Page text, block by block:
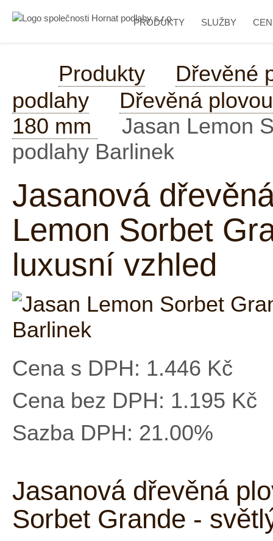
PRODUKTY SLUŽBY
Produkty
Dřevěné
podlahy
Dřevěná
180 mm
Jasan Lemon
podlahy Barlinek
Jasanová
Lemon Sorbet
luxusní vzhled
Cena s DPH: 1.446 Kč
Cena bez DPH: 1.195 Kč
Sazba DPH: 21.00%
Jasanová dřevěná
Sorbet Grande -